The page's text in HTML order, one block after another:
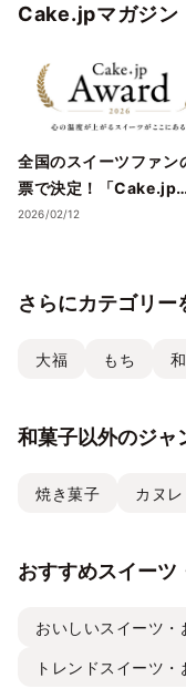
Cake.jpマガジン
全国のスイーツファン
票で決定！「Cake.jp
Award 2026」受賞店
ツの名店が集結 ―
2026/02/12
さらにカテゴリー
大福 もち
和菓子以外のジャ
焼き菓子 カヌレ
おすすめスイーツ
おいしいスイーツ・
トレンドスイーツ・